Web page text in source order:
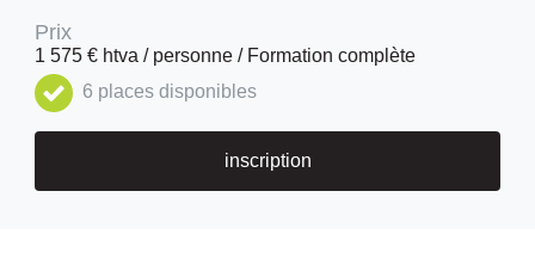
Prix
1 575 € htva / personne / Formation complète
6 places disponibles
inscription